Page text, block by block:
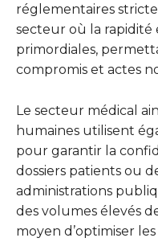
réglementaires
secteur où la rapidité
primordiales,
compromis et actes
Le secteur médical
humaines utilisent
pour garantir la
dossiers patients ou
administrations
des volumes élevés
moyen d’optimiser